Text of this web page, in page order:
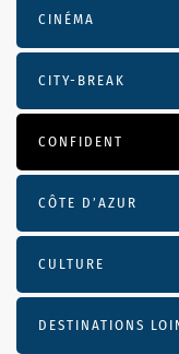
CINÉMA
CITY-BREAK
CONFIDENT
CÔTE D’AZUR
CULTURE
DESTINATIONS